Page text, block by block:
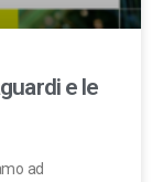
e le
ad